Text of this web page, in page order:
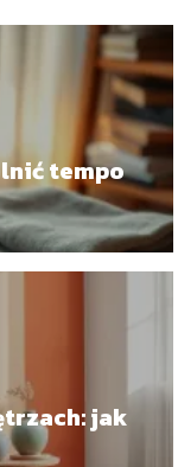
tempo
jak